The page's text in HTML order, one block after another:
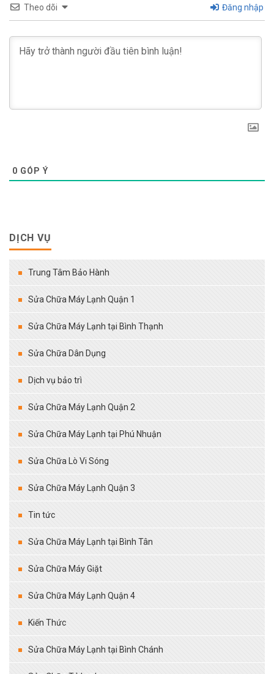
Theo dõi Đăng nhập
0 GÓP Ý
DỊCH VỤ
Trung Tâm Bảo Hành
Sửa Chữa Máy Lạnh Quận 1
Sửa Chữa Máy Lạnh tại Bình Thạnh
Sửa Chữa Dân Dụng
Dịch vụ bảo trì
Sửa Chữa Máy Lạnh Quận 2
Sửa Chữa Máy Lạnh tại Phú Nhuận
Sửa Chữa Lò Vi Sóng
Sửa Chữa Máy Lạnh Quận 3
Tin tức
Sửa Chữa Máy Lạnh tại Bình Tân
Sửa Chữa Máy Giặt
Sửa Chữa Máy Lạnh Quận 4
Kiến Thức
Sửa Chữa Máy Lạnh tại Bình Chánh